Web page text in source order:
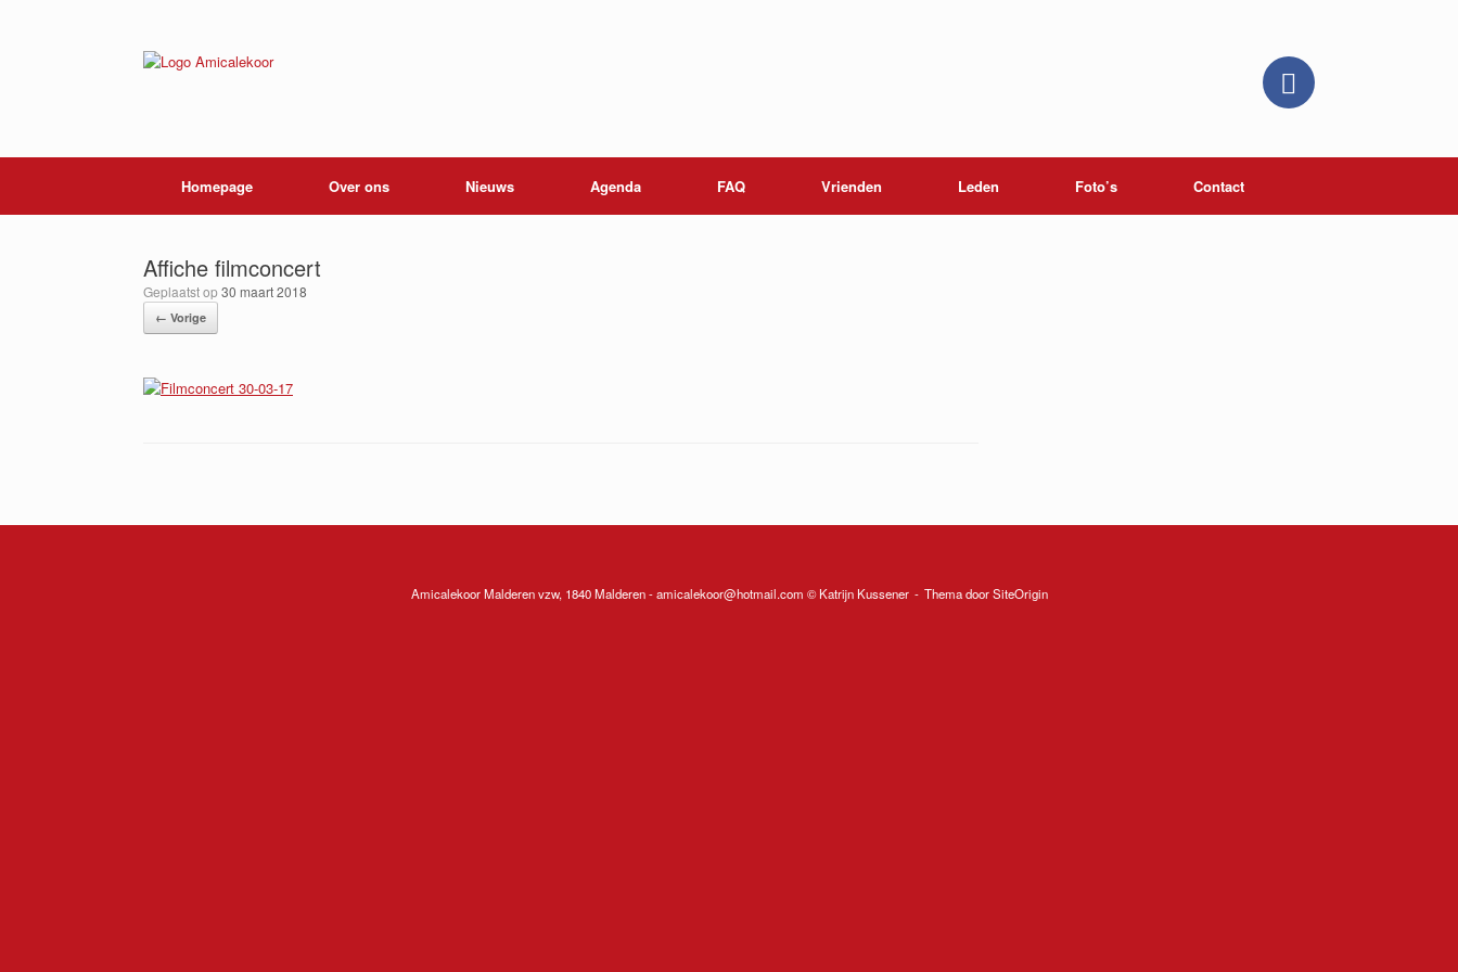
Homepage Over ons Nieuws Agenda FAQ Vrienden Leden Foto’s Contact
Affiche filmconcert
Geplaatst op30 maart 2018
← Vorige
Amicalekoor Malderen vzw, 1840 Malderen - amicalekoor@hotmail.com © Katrijn Kussener Thema doorSiteOrigin